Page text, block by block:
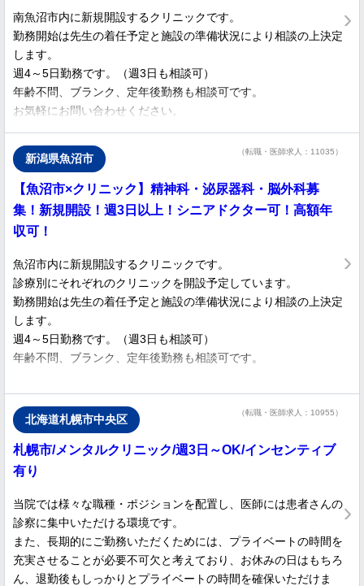
●長く働ける環境
医師の育児休暇制度が充実しています。
残業もほとんどありません。
通勤便利な駅前立地です。
●やりがいを感じる職場
若年層の患者さんが多く比較的回復が早いため、社会復帰してい
く姿を目の当たりにできることにやりがいを感じていただけま
す。
患者層は、大半が神経症圏の患者さんとなっており、女性が7割
くらいです。
・――――――――――――――――――・
少しでもご興味をお持ちいただけましたら、まずはお気軽にお問
い合わせくださいませ。
ご勤務曜日など先生のご希望をお伺いしながら、ご勤務をご相談
させていただけますと幸いでございます。
南魚沼市内に新規開設するクリニックです。
勤務開始は先生の着任予定と施設の準備状況により相談の上決定
します。
週4～5日勤務です。（週3日も相談可）
年齢不問、ブランク、定年後勤務も相談可です。
お気軽にお問い合わせください。
新潟県魚沼市
（転職・医師求人：11035）
【魚沼市×クリニック】精神科・泌尿器科・脳外科募
集！新規開設！週3日以上！シニアドクター可！高額年
収可！
魚沼市内に新規開設するクリニックです。
診療別にそれぞれのクリニックを開設予定しています。
勤務開始は先生の着任予定と施設の準備状況により相談の上決定
します。
週4～5日勤務です。（週3日も相談可）
年齢不問、ブランク、定年後勤務も相談可です。
お気軽にお問い合わせください。
北海道札幌市中央区
（転職・医師求人：10955）
札幌市/メンタルクリニック/週3日～OK/インセンティブ
有り
当院では様々な職種・ポジションを配置し、医師には患者さんの
診察に集中いただける環境です。
また、長期的にご勤務いただくためには、プライベートの時間を
充実させることが必要不可欠と考えており、お休みの日はもちろ
ん、退勤後もしっかりとプライベートの時間を確保いただけま